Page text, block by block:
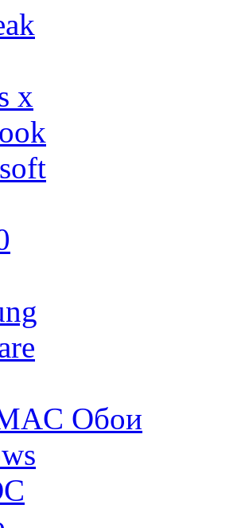
x
Обои